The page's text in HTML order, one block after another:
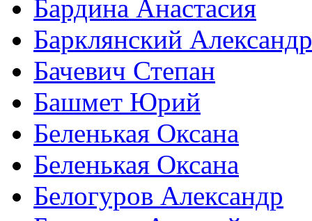
Бардина Анастасия
Барклянский Александр
Бачевич Степан
Башмет Юрий
Беленькая Оксана
Беленькая Оксана
Белогуров Александр